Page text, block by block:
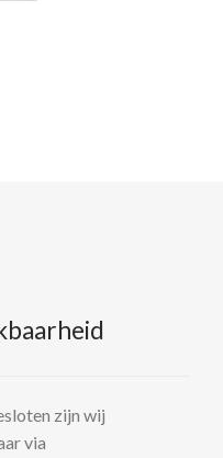
zijn wij
via